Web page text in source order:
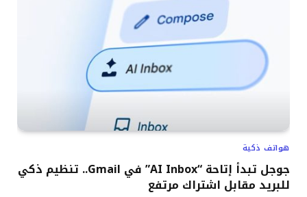
هواتف ذكية
جوجل تبدأ إتاحة “AI Inbox” في Gmail.. تنظيم ذكي
للبريد مقابل اشتراك مرتفع